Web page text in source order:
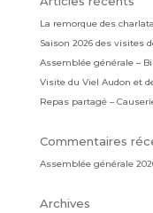
La remorque des
Saison 2026 des visites
Assemblée générale –
Visite du Viel Audon et
Repas partagé –
Commentaires
Assemblée générale
Archives